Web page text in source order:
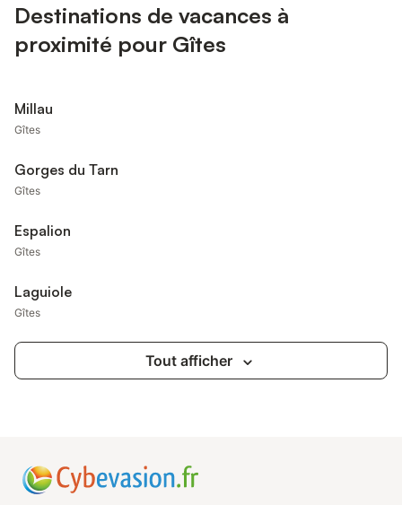
Destinations de vacances à
proximité pour Gîtes
Millau
Gîtes
Gorges du Tarn
Gîtes
Espalion
Gîtes
Laguiole
Gîtes
Tout afficher